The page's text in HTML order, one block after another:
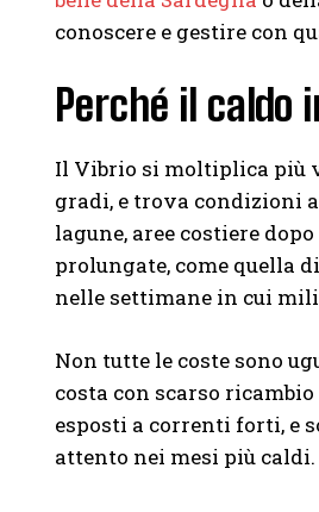
conoscere e gestire con
Perché il
Il Vibrio si moltiplica più
gradi, e trova condizioni
lagune, aree costiere
prolungate, come quella
nelle settimane in cui
Non tutte le coste sono
costa con scarso
esposti a correnti forti, e
attento nei mesi più caldi.